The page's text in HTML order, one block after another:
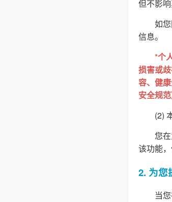
但不影
如
信息。
*个
损害或
容、健
安全规
(2)
您
该功能
2. 为您
当